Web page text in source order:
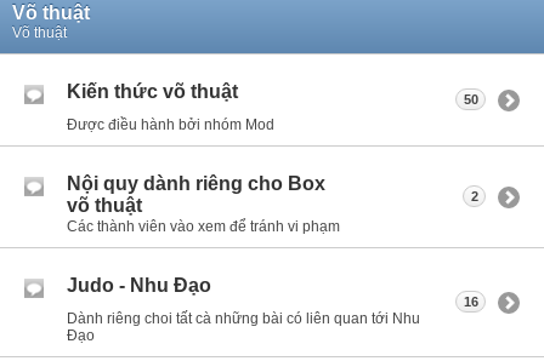
Võ thuật
Võ thuật
Kiến thức võ thuật
Được điều hành bởi nhóm Mod
50
Nội quy dành riêng cho Box
võ thuật
Các thành viên vào xem để tránh vi phạm
2
Judo - Nhu Đạo
Dành riêng choi tất cà những bài có liên quan tới Nhu
Đạo
16